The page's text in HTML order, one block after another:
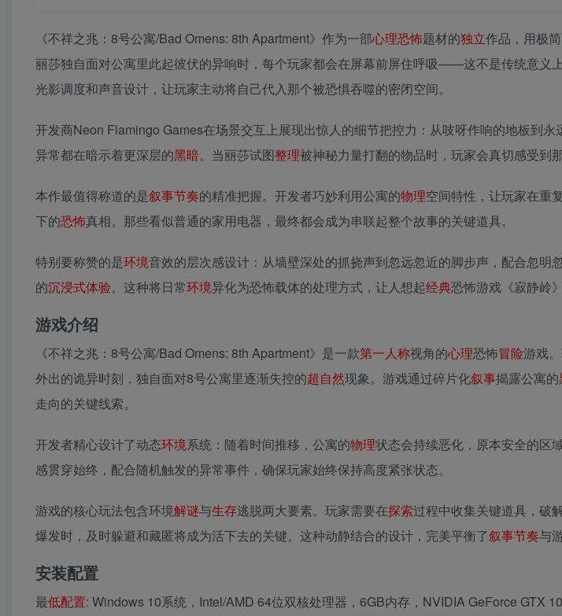
《不祥之兆：8号公寓/Bad Omens: 8th Apartment》作为一部心理恐怖题材的独立作品，用极
丽莎独自面对公寓里此起彼伏的异响时，每个玩家都会在屏幕前屏住呼吸——这不是传统意义
光影调度和声音设计，让玩家主动将自己代入那个被恐惧吞噬的密闭空间。
开发商Neon Flamingo Games在场景交互上展现出惊人的细节把控力：从吱呀作响的地板到
异常都在暗示着更深层的黑暗。当丽莎试图整理被神秘力量打翻的物品时，玩家会真切感受到
本作最值得称道的是叙事节奏的精准把握。开发者巧妙利用公寓的物理空间特性，让玩家在重复
下的恐怖真相。那些看似普通的家用电器，最终都会成为串联起整个故事的关键道具。
特别要称赞的是环境音效的层次感设计：从墙壁深处的抓挠声到忽远忽近的脚步声，配合忽明
的沉浸式体验。这种将日常环境异化为恐怖载体的处理方式，让人想起经典恐怖游戏《寂静岭
游戏介绍
《不祥之兆：8号公寓/Bad Omens: 8th Apartment》是一款第一人称视角的心理恐怖冒险游戏
外出的诡异时刻，独自面对8号公寓里逐渐失控的超自然现象。游戏通过碎片化叙事揭露公寓的
走向的关键线索。
开发者精心设计了动态环境系统：随着时间推移，公寓的物理状态会持续恶化，原本安全的区
感贯穿始终，配合随机触发的异常事件，确保玩家始终保持高度紧张状态。
游戏的核心玩法包含环境解谜与生存逃脱两大要素。玩家需要在探索过程中收集关键道具，破
爆发时，及时躲避和藏匿将成为活下去的关键。这种动静结合的设计，完美平衡了叙事节奏与
安装配置
最低配置: Windows 10系统，Intel/AMD 64位双核处理器，6GB内存，NVIDIA GeForce GTX